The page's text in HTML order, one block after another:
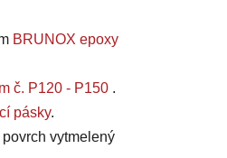
BRUNOX epoxy
č. P120 - P150 .
pásky.
vytmelený